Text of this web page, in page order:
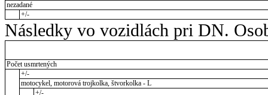
nezadané
+/-
Následky vo vozidlách pri DN.
Počet usmrtených
+/-
motocykel, motorová trojkolka, štvorkolka - L
+/-